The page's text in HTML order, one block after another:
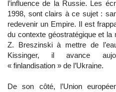
l’influence de la Russie. Les
1998, sont clairs à ce sujet :
redevenir un Empire. Il est
du contexte géostratégique et
Z. Breszinski à mettre de
Kissinger, il avance
« finlandisation » de l’Ukraine.
De son côté, l’Union